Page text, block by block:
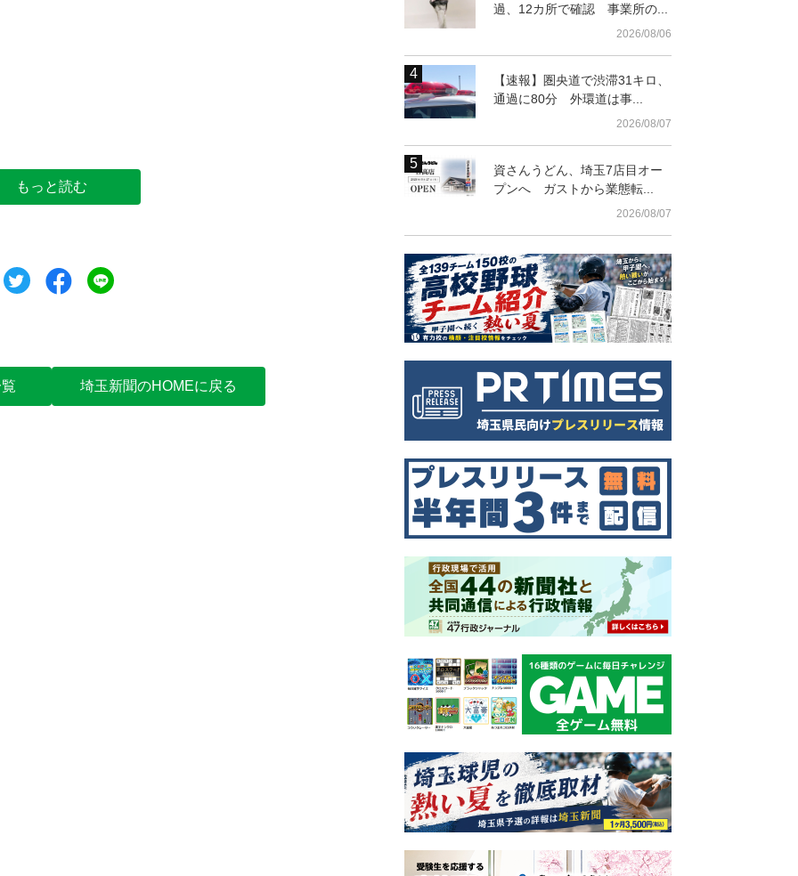
園内を彩るアジサイの大輪＝幸手市の森田鉄工所
もっと読む
ツイートシェア
埼玉新聞のHOMEに戻る
過、12カ所で確認 事業所の...
2026/08/06
【速報】圏央道で渋滞31キロ、
通過に80分 外環道は事...
2026/08/07
資さんうどん、埼玉7店目オー
プンへ ガストから業態転...
2026/08/07